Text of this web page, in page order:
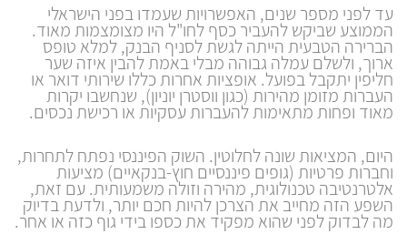
עד לפני מספר שנים, האפשרויות שעמדו בפני הישראלי
הממוצע שביקש להעביר כסף לחו"ל היו מצומצמות מאוד.
הברירה הטבעית הייתה לגשת לסניף הבנק, למלא טופס
ארוך, ולשלם עמלה גבוהה מבלי באמת להבין איזה שער
חליפין יתקבל בפועל. אופציות אחרות כללו שירותי דואר או
העברות מזומן מהירות (כגון ווסטרן יוניון), שנחשבו יקרות
מאוד ופחות מתאימות להעברות עסקיות או רכישת נכסים.
היום, המציאות שונה לחלוטין. השוק הפיננסי נפתח לתחרות,
וחברות פרטיות (גופים פיננסיים חוץ-בנקאיים) מציעות
אלטרנטיבה טכנולוגית, מהירה וזולה משמעותית. עם זאת,
השפע הזה מחייב את הצרכן להיות חכם יותר, ולדעת בדיוק
מה לבדוק לפני שהוא מפקיד את כספו בידי גוף כזה או אחר.